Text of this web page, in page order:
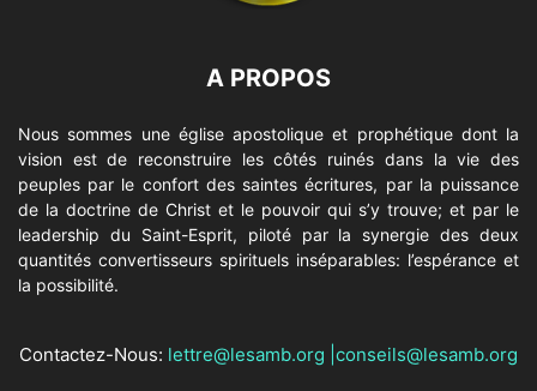
A PROPOS
Nous sommes une église apostolique et prophétique dont la
vision est de reconstruire les côtés ruinés dans la vie des
peuples par le confort des saintes écritures, par la puissance
de la doctrine de Christ et le pouvoir qui s’y trouve; et par le
leadership du Saint-Esprit, piloté par la synergie des deux
quantités convertisseurs spirituels inséparables: l’espérance et
la possibilité.
Contactez-Nous: lettre@lesamb.org conseils@lesamb.org